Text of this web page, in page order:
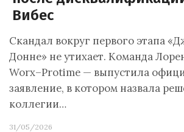
Вибес
Скандал вокруг первого этапа
Донне» не утихает. Команда
Worx–Protime — выпустила
заявление, в котором назвала
коллегии…
31/05/2026